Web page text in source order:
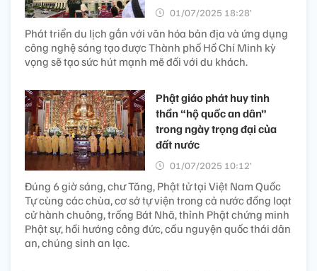
01/07/2025 18:28’
Phát triển du lịch gắn với văn hóa bản địa và ứng dụng
công nghệ sáng tạo được Thành phố Hồ Chí Minh kỳ
vọng sẽ tạo sức hút mạnh mẽ đối với du khách.
Phật giáo phát huy tinh
thần “hộ quốc an dân”
trong ngày trọng đại của
đất nước
01/07/2025 10:12’
Đúng 6 giờ sáng, chư Tăng, Phật tử tại Việt Nam Quốc
Tự cùng các chùa, cơ sở tự viện trong cả nước đồng loạt
cử hành chuông, trống Bát Nhã, thỉnh Phật chứng minh
Phật sự, hồi hướng công đức, cầu nguyện quốc thái dân
an, chúng sinh an lạc.